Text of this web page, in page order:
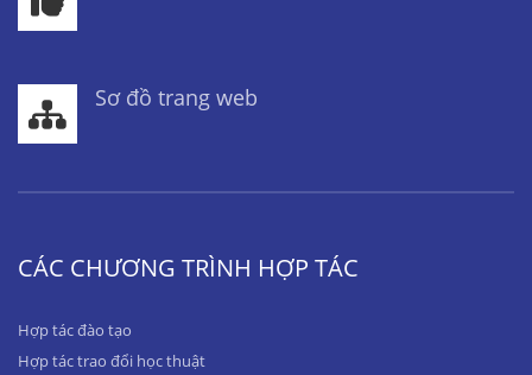
Sơ đồ trang web
CÁC CHƯƠNG TRÌNH HỢP TÁC
Hợp tác đào tạo
Hợp tác trao đổi học thuật